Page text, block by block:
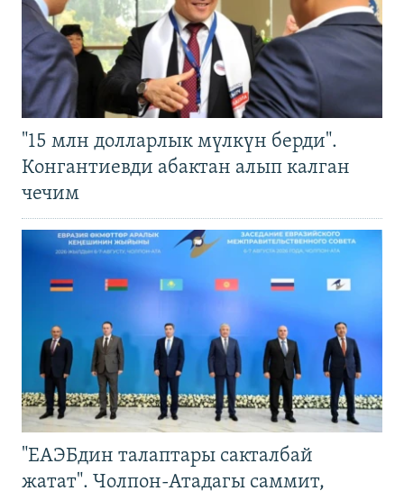
"15 млн долларлык мүлкүн берди".
Конгантиевди абактан алып калган
чечим
"ЕАЭБдин талаптары сакталбай
жатат". Чолпон-Атадагы саммит,